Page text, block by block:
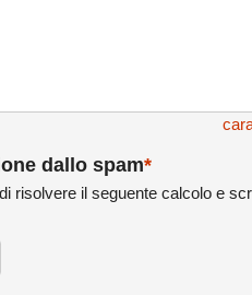
dallo spam*
risolvere il seguente calcolo e